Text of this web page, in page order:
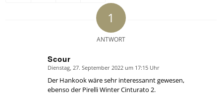
1
ANTWORT
Scour
says:
Dienstag, 27. September 2022 um 17:15 Uhr
Der Hankook wäre sehr interessannt gewesen,
ebenso der Pirelli Winter Cinturato 2.